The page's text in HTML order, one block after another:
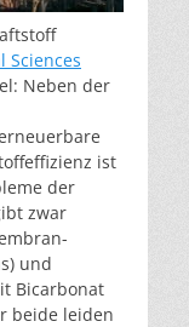
Sciences
Neben der
ist
der
zwar
und
Bicarbonat
beide leiden